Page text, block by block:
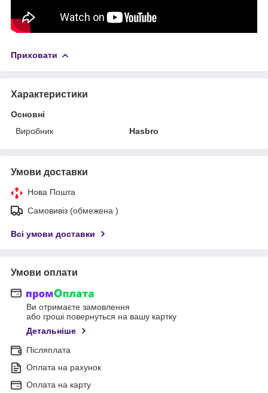
Приховати
Характеристики
Основні
Виробник
Hasbro
Умови доставки
Нова Пошта
Самовивіз (обмежена )
Всі умови доставки
Умови оплати
Ви отримаєте замовлення
або гроші повернуться на вашу картку
Детальніше
Післяплата
Оплата на рахунок
Оплата на карту